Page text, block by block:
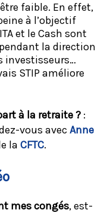
faible. En effet,
à l’objectif
et le Cash sont
la direction
investisseurs…
STIP améliore
à la retraite ? :
vous avec Anne
la CFTC.
mes congés, est-